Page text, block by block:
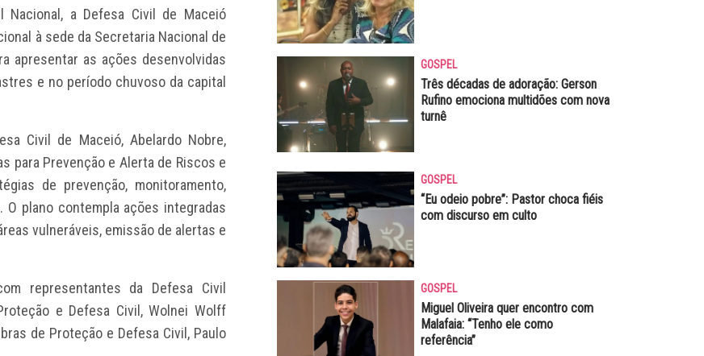
Nacional, a Defesa Civil de Maceió
à sede da Secretaria Nacional de
apresentar as ações desenvolvidas
e no período chuvoso da capital
Civil de Maceió, Abelardo Nobre,
para Prevenção e Alerta de Riscos e
de prevenção, monitoramento,
plano contempla ações integradas
vulneráveis, emissão de alertas e
representantes da Defesa Civil
e Defesa Civil, Wolnei Wolff
de Proteção e Defesa Civil, Paulo
GOSPEL
Três décadas de adoração: Gerson
Rufino emociona multidões com nova
turnê
GOSPEL
“Eu odeio pobre”: Pastor choca fiéis
com discurso em culto
GOSPEL
Miguel Oliveira quer encontro com
Malafaia: “Tenho ele como
referência”